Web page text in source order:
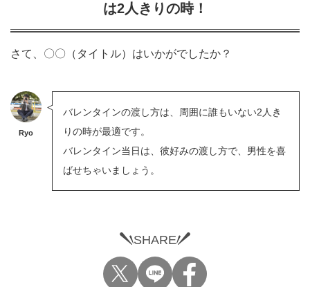
は2人きりの時！
さて、〇〇（タイトル）はいかがでしたか？
Ryo
バレンタインの渡し方は、周囲に誰もいない2人き
りの時が最適です。
バレンタイン当日は、彼好みの渡し方で、男性を喜
ばせちゃいましょう。
SHARE